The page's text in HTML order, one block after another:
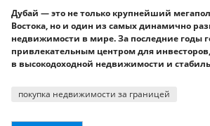
Дубай — это не только крупнейший
Востока, но и один из самых динамично
недвижимости в мире. За последние годы
привлекательным центром для
в высокодоходной недвижимости и
покупка недвижимости за границей